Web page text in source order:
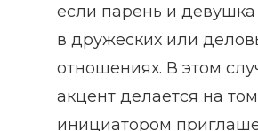
если парень и девушка
в дружеских или
отношениях. В этом
акцент делается на
инициатором